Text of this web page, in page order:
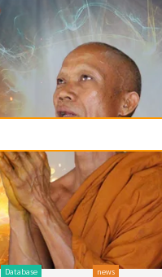
Database news